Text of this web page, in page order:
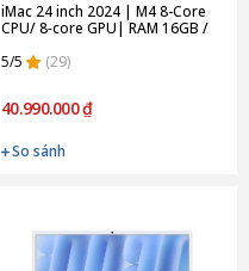
iMac 24 inch 2024 | M4 8-Core
CPU/ 8‑core GPU| RAM 16GB /
5/5
(29)
40.990.000 ₫
So sánh